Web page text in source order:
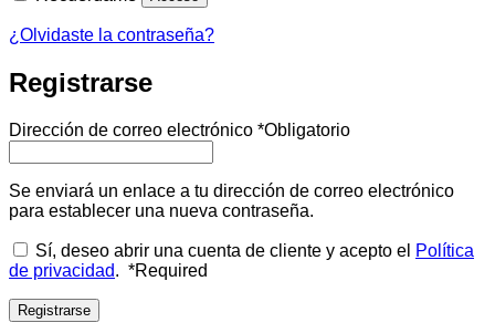
¿Olvidaste la contraseña?
Registrarse
Dirección de correo electrónico *Obligatorio
Se enviará un enlace a tu dirección de correo electrónico
para establecer una nueva contraseña.
Sí, deseo abrir una cuenta de cliente y acepto el Política
de privacidad. *Required
Registrarse